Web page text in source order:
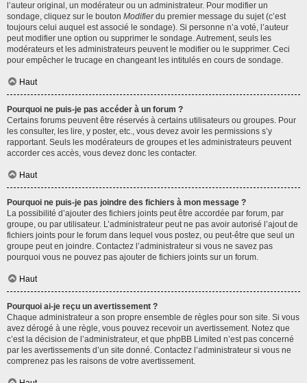
l’auteur original, un modérateur ou un administrateur. Pour modifier un
sondage, cliquez sur le bouton Modifierdu premier message du sujet (c’est
toujours celui auquel est associé le sondage). Si personne n’a voté, l’auteur
peut modifier une option ou supprimer le sondage. Autrement, seuls les
modérateurs et les administrateurs peuvent le modifier ou le supprimer. Ceci
pour empêcher le trucage en changeant les intitulés en cours de sondage.
Haut
Pourquoi ne puis-je pas accéder à un forum ?
Certains forums peuvent être réservés à certains utilisateurs ou groupes. Pour
les consulter, les lire, y poster, etc., vous devez avoir les permissions s’y
rapportant. Seuls les modérateurs de groupes et les administrateurs peuvent
accorder ces accès, vous devez donc les contacter.
Haut
Pourquoi ne puis-je pas joindre des fichiers à mon message ?
La possibilité d’ajouter des fichiers joints peut être accordée par forum, par
groupe, ou par utilisateur. L’administrateur peut ne pas avoir autorisé l’ajout de
fichiers joints pour le forum dans lequel vous postez, ou peut-être que seul un
groupe peut en joindre. Contactez l’administrateur si vous ne savez pas
pourquoi vous ne pouvez pas ajouter de fichiers joints sur un forum.
Haut
Pourquoi ai-je reçu un avertissement ?
Chaque administrateur a son propre ensemble de règles pour son site. Si vous
avez dérogé à une règle, vous pouvez recevoir un avertissement. Notez que
c’est la décision de l’administrateur, et que phpBB Limited n’est pas concerné
par les avertissements d’un site donné. Contactez l’administrateur si vous ne
comprenez pas les raisons de votre avertissement.